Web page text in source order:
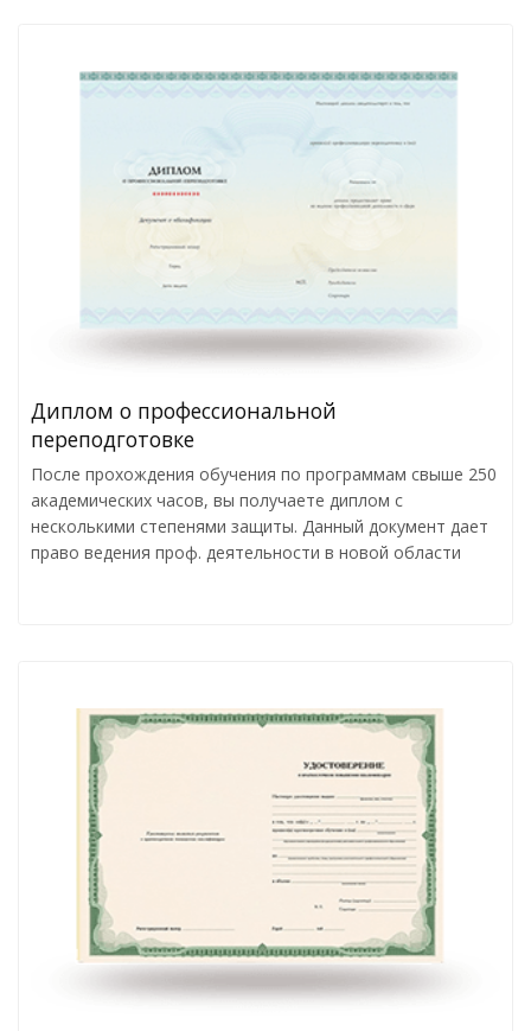
Диплом о профессиональной
переподготовке
После прохождения обучения по программам свыше 250
академических часов, вы получаете диплом с
несколькими степенями защиты. Данный документ дает
право ведения проф. деятельности в новой области